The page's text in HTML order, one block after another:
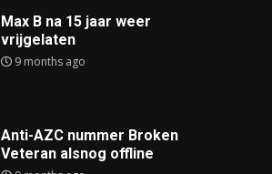
Max B na 15 jaar weer
vrijgelaten
9 months ago
Anti-AZC nummer Broken
Veteran alsnog offline